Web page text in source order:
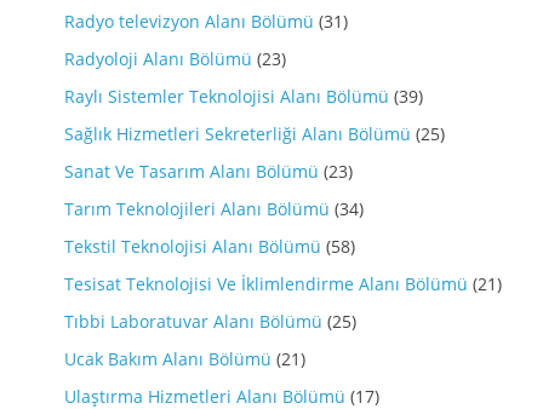
Radyo televizyon Alanı Bölümü (31)
Radyoloji Alanı Bölümü (23)
Raylı Sistemler Teknolojisi Alanı Bölümü (39)
Sağlık Hizmetleri Sekreterliği Alanı Bölümü (25)
Sanat Ve Tasarım Alanı Bölümü (23)
Tarım Teknolojileri Alanı Bölümü (34)
Tekstil Teknolojisi Alanı Bölümü (58)
Tesisat Teknolojisi Ve İklimlendirme Alanı Bölümü (21)
Tıbbi Laboratuvar Alanı Bölümü (25)
Ucak Bakım Alanı Bölümü (21)
Ulaştırma Hizmetleri Alanı Bölümü (17)